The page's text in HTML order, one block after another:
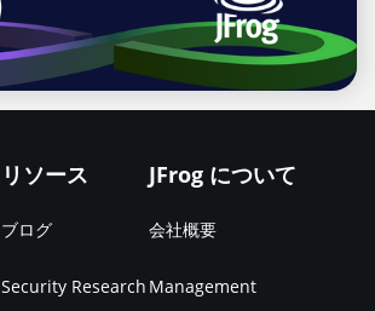
リソース
ブログ
Security Research
JFrog について
会社概要
Management